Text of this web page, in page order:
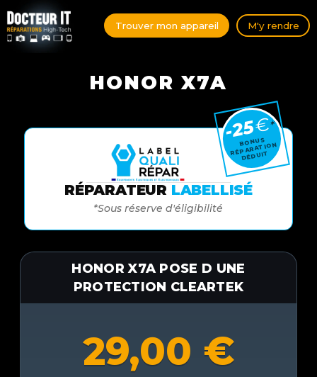
Trouver mon appareil M'y rendre
HONOR X7A
RÉPARATEUR LABELLISÉ
*Sous réserve d'éligibilité
-25€*
BONUS
RÉPARATION
DÉDUIT
HONOR X7A POSE D UNE
PROTECTION CLEARTEK
29,00 €